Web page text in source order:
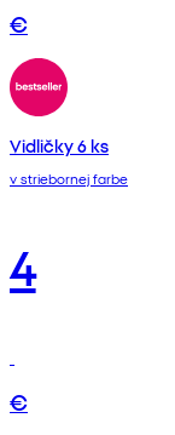
€
Vidličky 6 ks
v striebornej farbe
4
€